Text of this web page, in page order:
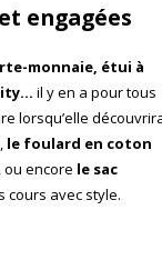
engagées
monnaie, étui à
il y en a pour tous
lorsqu’elle
le foulard en coton
ou encore le sac
cours avec style.